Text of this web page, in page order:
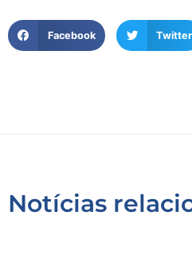
Facebook Twitter
Notícias